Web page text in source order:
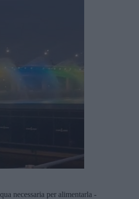
necessaria per alimentarla -